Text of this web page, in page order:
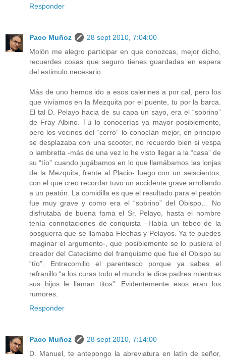
Responder
Paco Muñoz
28 sept 2010, 7:04:00
Molón me alegro participar en que conozcas, mejor dicho,
recuerdes cosas que seguro tienes guardadas en espera
del estimulo necesario.
Más de uno hemos ido a esos calerines a por cal, pero los
que vivíamos en la Mezquita por el puente, tu por la barca.
El tal D. Pelayo hacia de su capa un sayo, era el “sobrino”
de Fray Albino. Tú lo conocerías ya mayor posiblemente,
pero los vecinos del “cerro” lo conocían mejor, en principio
se desplazaba con una scooter, no recuerdo bien si vespa
o lambretta -más de una vez lo he visto llegar a la “casa” de
su “tío” cuando jugábamos en lo que llamábamos las lonjas
de la Mezquita, frente al Placio- luego con un seiscientos,
con el que creo recordar tuvo un accidente grave arrollando
a un peatón. La comidilla es que el resultado para el peatón
fue muy grave y como era el “sobrino” del Obispo… No
disfrutaba de buena fama el Sr. Pelayo, hasta el nombre
tenía connotaciones de conquista –Había un tebeo de la
posguerra que se llamaba Flechas y Pelayos. Ya te puedes
imaginar el argumento-, que posiblemente se lo pusiera el
creador del Catecismo del franquismo que fue el Obispo su
“tío”. Entrecomillo el parentesco porque ya sabes el
refranillo “a los curas todo el mundo le dice padres mientras
sus hijos le llaman titos”. Evidentemente esos eran los
rumores.
Responder
Paco Muñoz
28 sept 2010, 7:14:00
D. Manuel, te antepongo la abreviatura en latín de señor,